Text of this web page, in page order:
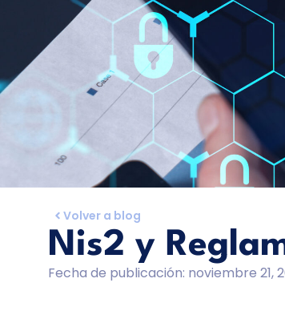
Volver a blog
Nis2 y
Fecha de publicación: noviembre 21,